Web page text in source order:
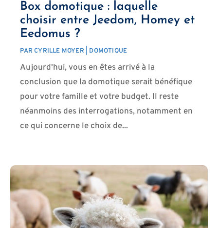
Box domotique : laquelle
choisir entre Jeedom, Homey et
Eedomus ?
PARCYRILLE MOYER DOMOTIQUE
Aujourd'hui, vous en êtes arrivé à la
conclusion que la domotique serait bénéfique
pour votre famille et votre budget. Il reste
néanmoins des interrogations, notamment en
ce qui concerne le choix de...